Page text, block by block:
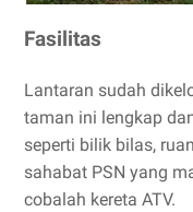
Fasilitas
Lantaran sudah
taman ini lengkap
seperti bilik bilas,
sahabat PSN yang
cobalah kereta ATV.